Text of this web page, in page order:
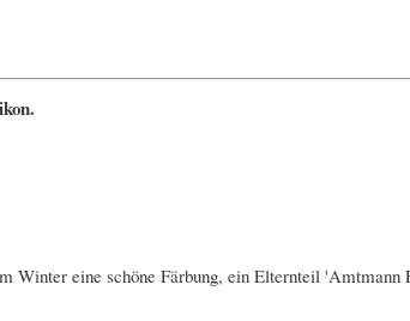
Winter eine schöne Färbung, ein Elternteil 'Amtmann